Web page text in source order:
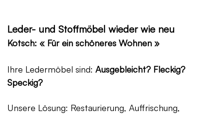
Leder- und Stoffmöbel wieder wie neu
Kotsch: « Für ein schöneres Wohnen »
Ihre Ledermöbel sind: Ausgebleicht? Fleckig?
Speckig?
Unsere Lösung: Restaurierung, Auffrischung,